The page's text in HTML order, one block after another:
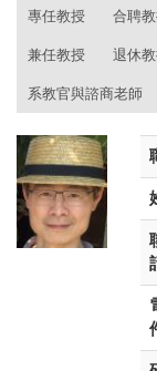
專任教授 合聘
兼任教授 退休
系教官與諮商老師